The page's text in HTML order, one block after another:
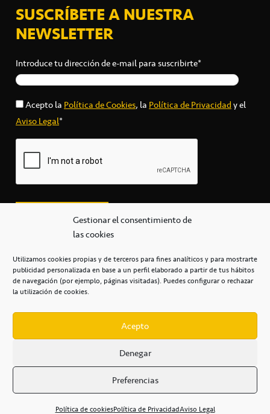
Gestionar el consentimiento de
las cookies
Utilizamos cookies propias y de terceros para fines analíticos y para mostrarte
publicidad personalizada en base a un perfil elaborado a partir de tus hábitos
de navegación (por ejemplo, páginas visitadas). Puedes configurar o rechazar
la utilización de cookies.
Acepto
Denegar
Preferencias
Política de cookiesPolítica de PrivacidadAviso Legal
SUSCRÍBETE A NUESTRA
NEWSLETTER
Introduce tu dirección de e-mail para suscribirte*
Acepto laPolítica de Cookies, laPolítica de Privacidady el
Aviso Legal*
secretaria@cbcanarias.es
+34 922 253 684
Casa del Deporte / 38108 – La Laguna
POLÍTICA DE PRIVACIDAD / POLÍTICA DE COOKIES /
AVISO LEGAL / CONDICIONES